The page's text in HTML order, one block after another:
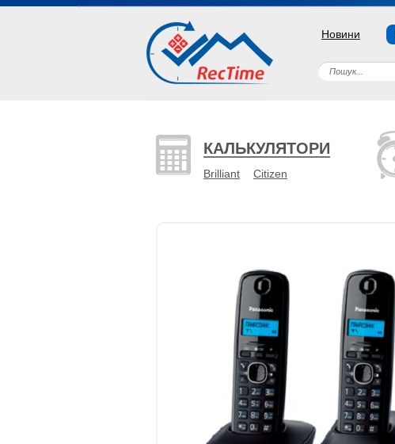
Новини
КАЛЬКУЛЯТОРИ
Brilliant Citizen